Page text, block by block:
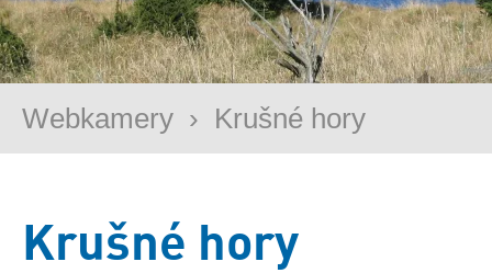
Webkamery › Krušné hory
Krušné hory